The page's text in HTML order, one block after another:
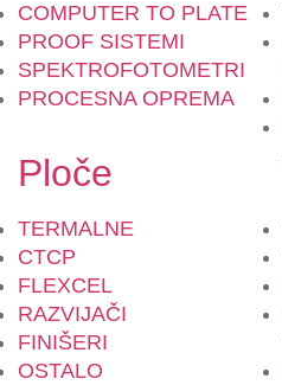
COMPUTER TO PLATE
PROOF SISTEMI
SPEKTROFOTOMETRI
PROCESNA OPREMA
Ploče
TERMALNE
CTCP
FLEXCEL
RAZVIJAČI
FINIŠERI
OSTALO